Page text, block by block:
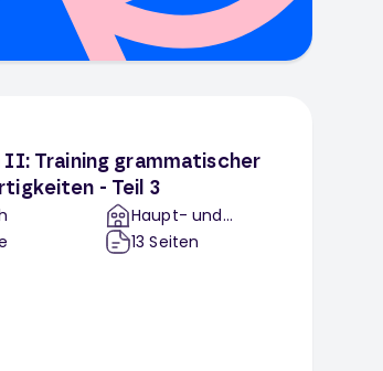
II: Training grammatischer
- Teil 3
Haupt- und
Realschule
13 Seiten